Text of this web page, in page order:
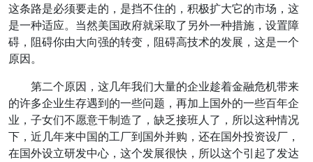
这条路是必须要走的，是挡不住的，积极扩大它的市场，这
是一种适应。当然美国政府就采取了另外一种措施，设置障
碍，阻碍你由大向强的转变，阻碍高技术的发展，这是一个
原因。
第二个原因，这几年我们大量的企业趁着金融危机带来
的许多企业生存遇到的一些问题，再加上国外的一些百年企
业，子女们不愿意干制造了，缺乏接班人了，所以这种情况
下，近几年来中国的工厂到国外并购，还在国外投资设厂，
在国外设立研发中心，这个发展很快，所以这个引起了发达